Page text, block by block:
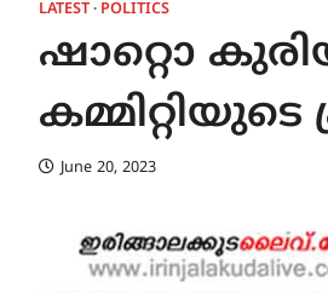
LATEST POLITICS
ഷാറ്റൊ
June 20, 2023